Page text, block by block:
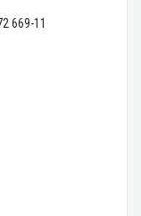
669-11